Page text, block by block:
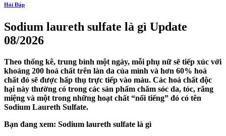
Hỏi Đáp
Sodium laureth sulfate là gì Update
08/2026
Theo thống kê, trung bình một ngày, mỗi phụ nữ sẽ tiếp xúc với
khoảng 200 hoá chất trên làn da của mình và hơn 60% hoá
chất đó sẽ được hấp thụ trực tiếp vào máu. Các hoá chất độc
hại này thường có trong các sản phẩm chăm sóc da, tóc, răng
miệng và một trong những hoạt chất “nổi tiếng” đó có tên
Sodium Laureth Sulfate.
Bạn đang xem: Sodium laureth sulfate là gì